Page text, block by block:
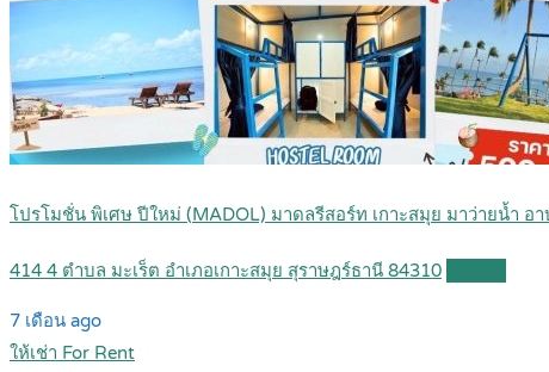
โปรโมชั่น พิเศษ ปีใหม่ (MADOL) มาดลรีสอร์ท เกาะสมุย มาว่ายนํ้า
414 4 ตำบล มะเร็ต อำเภอเกาะสมุย สุราษฎร์ธานี 84310
7 เดือน ago
ให้เช่า For Rent